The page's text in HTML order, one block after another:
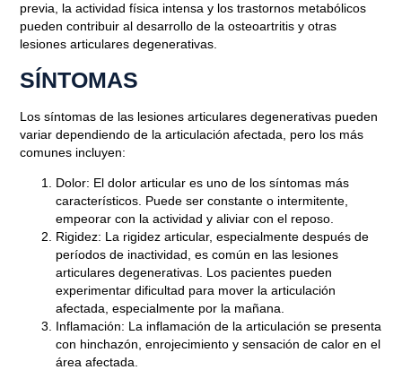
previa, la actividad física intensa y los trastornos metabólicos
pueden contribuir al desarrollo de la osteoartritis y otras
lesiones articulares degenerativas.
SÍNTOMAS
Los síntomas de las lesiones articulares degenerativas pueden
variar dependiendo de la articulación afectada, pero los más
comunes incluyen:
Dolor: El dolor articular es uno de los síntomas más
característicos. Puede ser constante o intermitente,
empeorar con la actividad y aliviar con el reposo.
Rigidez: La rigidez articular, especialmente después de
períodos de inactividad, es común en las lesiones
articulares degenerativas. Los pacientes pueden
experimentar dificultad para mover la articulación
afectada, especialmente por la mañana.
Inflamación: La inflamación de la articulación se presenta
con hinchazón, enrojecimiento y sensación de calor en el
área afectada.